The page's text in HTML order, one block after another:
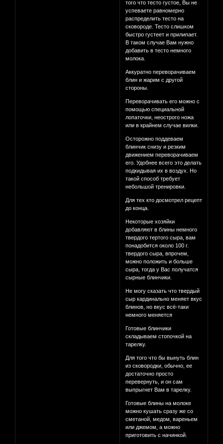
того что тесто густое, Вы не
успеваете равномерно
распределить тесто на
сковороде. Тесто слишком
быстро густеет и прилипает.
В таком случае Вам нужно
добавить в тесто немного
молока.
Аккуратно переворачиваем
блин и жарим с другой
стороны.
Переворачивать его можно с
помощью специальной
лопаточки, неострого ножа
или в крайнем случае вилки.
Осторожно поддеваем
блинчик снизу и резким
движением переворачиваем
его. Удобнее всего это делать
подкидывая их в воздух. Но
такой способ требует
небольшой тренировки.
Для тех кто досмотрел рецепт
до конца.
Некоторые хозяйки
добавляют в блины немного
твердого тертого сыра, вам
понадобится около 100 г.
твердого сыра, впрочем,
можно положить и больше
сыра, тогда у Вас получатся
сырные блинчики.
Не могу сказать что твердый
сыр кардинально меняет вкус
блинов, но вкус всё-таки
немного меняется
Готовые блинчики
складываем стопочкой на
тарелку.
Для того что бы вынуть блин
из сковородки, обычно, ее
достаточно просто
перевернуть, и он сам
выпрыгнет Вам в тарелку.
Готовые блины на молоке
можно кушать сразу же со
сметаной, медом, вареньем
или джемом, а можно
приготовить с начинкой.